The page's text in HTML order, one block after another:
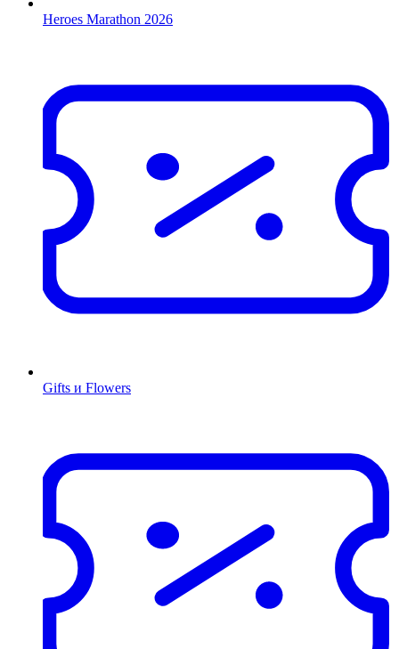
Heroes Marathon 2026
Gifts и Flowers